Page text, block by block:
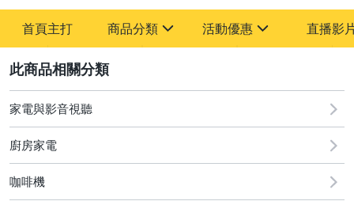
首頁主打 商品分類
其它
活動優惠
[全店] 新店開業超級優惠~
直播影
家電與影音視聽
廚房家電
咖啡機